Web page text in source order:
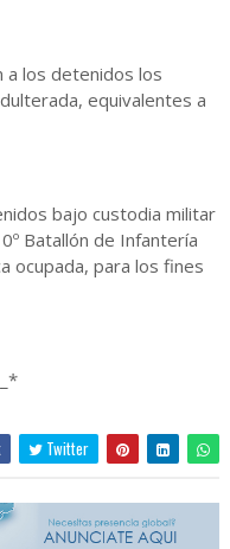
a los detenidos los
equivalentes a
bajo custodia militar
Batallón de Infantería
ocupada, para los fines
Twitter